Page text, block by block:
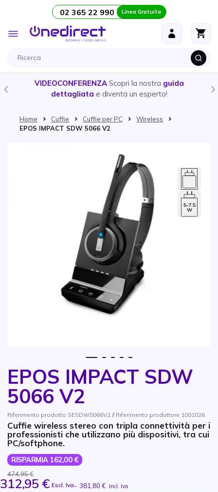
Salta al contenuto 02 365 22 990 Linea Gratuita
Toggle
Nav
CUFFIE E AURICOLARI- Ecco la guida per
prodottopiù adatto alle tue esigenze
Home Cuffie Cuffie per PC
Wireless
EPOS IMPACT SDW 5066 V2
EPOS IMPACT SDW
5066 V2
Riferimento prodotto SESDW5066V2 // Riferimento produttore 1001026
Cuffie wireless stereo con tripla connettività per i
professionisti che utilizzano più dispositivi, tra cui
PC/softphone.
RISPARMIA 162,00 €
474,95 €
312,95 € Escl. Iva- 381,80 € Incl. Iva
5-7.5
W
Vai all'inizio della galleria di immagini